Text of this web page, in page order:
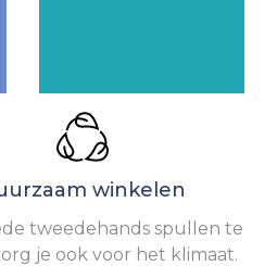
winkelen
tweedehands spullen te
je ook voor het klimaat.